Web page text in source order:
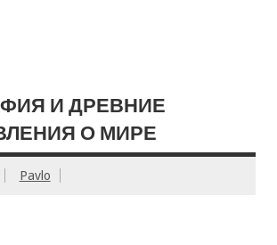
И ДРЕВНИЕ
О МИРЕ
Pavlo